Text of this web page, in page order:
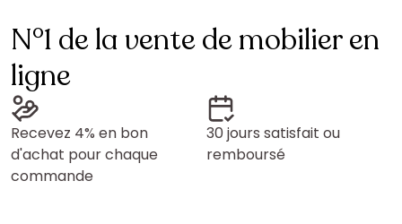
N°1 de la vente de mobilier en
ligne
Recevez 4% en bon
d'achat pour chaque
commande
30 jours satisfait ou
remboursé